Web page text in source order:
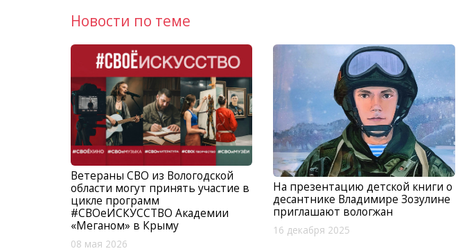
Новости по теме
Ветераны СВО из Вологодской
области могут принять участие в
цикле программ
#СВОеИСКУССТВО Академии
«Меганом» в Крыму
08 мая 2026
На презентацию детской книги о
десантнике Владимире Зозулине
приглашают вологжан
16 декабря 2025